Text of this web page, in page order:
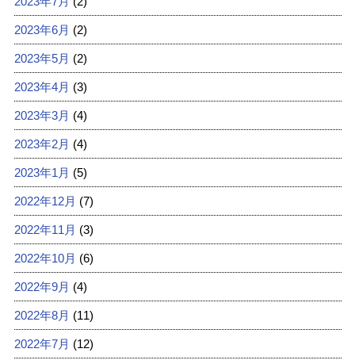
2023年6月 (2)
2023年5月 (2)
2023年4月 (3)
2023年3月 (4)
2023年2月 (4)
2023年1月 (5)
2022年12月 (7)
2022年11月 (3)
2022年10月 (6)
2022年9月 (4)
2022年8月 (11)
2022年7月 (12)